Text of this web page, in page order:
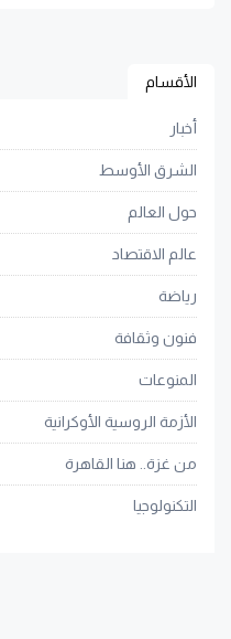
الأقسام
أخبار
الشرق الأوسط
حول العالم
عالم الاقتصاد
رياضة
فنون وثقافة
المنوعات
الأزمة الروسية الأوكرانية
من غزة.. هنا القاهرة
التكنولوجيا